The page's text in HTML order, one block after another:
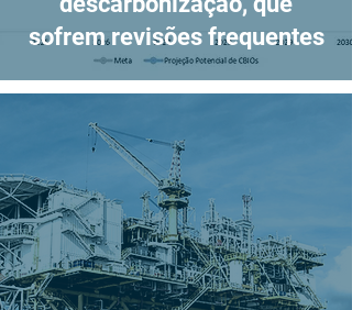
sofrem revisões frequentes